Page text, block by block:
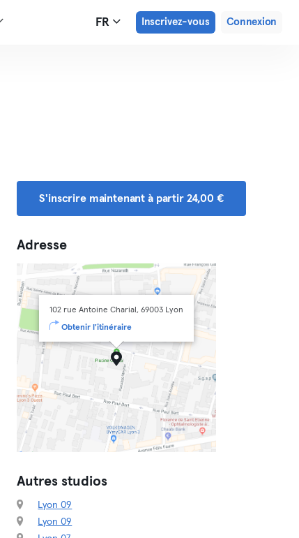
FR Inscrivez-vous Connexion
S'inscrire maintenant à partir 24,00 €
Adresse
102 rue Antoine Charial, 69003 Lyon
Obtenir l'itinéraire
Autres studios
Lyon 09
Lyon 09